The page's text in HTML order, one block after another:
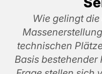
Wie gelingt
technischen
Basis bestehender